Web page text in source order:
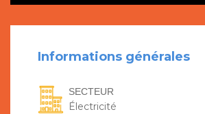
Informations générales
SECTEUR
Électricité